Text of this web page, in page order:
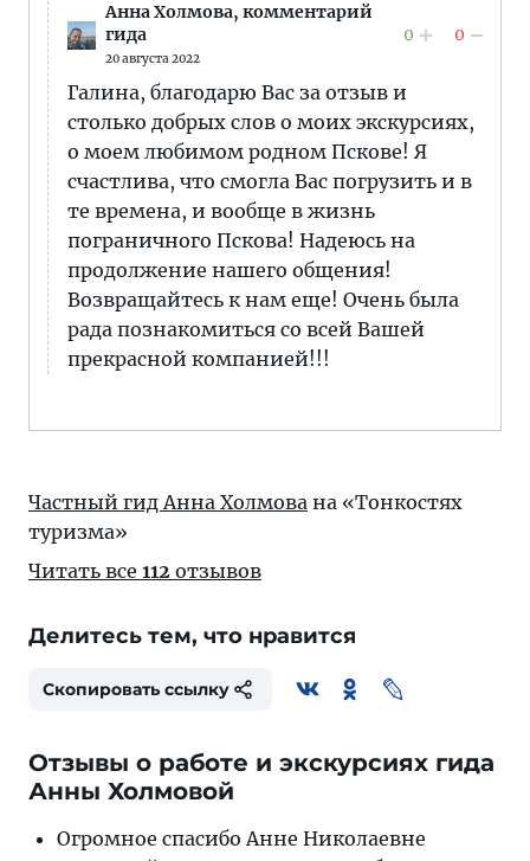
Анна Холмова, комментарий
гида
20 августа 2022
0 0
Галина, благодарю Вас за отзыв и
столько добрых слов о моих экскурсиях,
о моем любимом родном Пскове! Я
счастлива, что смогла Вас погрузить и в
те времена, и вообще в жизнь
пограничного Пскова! Надеюсь на
продолжение нашего общения!
Возвращайтесь к нам еще! Очень была
рада познакомиться со всей Вашей
прекрасной компанией!!!
Частный гид Анна Холмова на «Тонкостях
туризма»
Читать все 112 отзывов
Делитесь тем, что нравится
Скопировать ссылку
Отзывы о работе и экскурсиях гида
Анны Холмовой
Огромное спасибо Анне Николаевне